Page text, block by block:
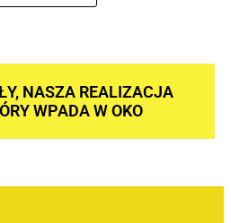
NASZA REALIZACJA
WPADA W OKO